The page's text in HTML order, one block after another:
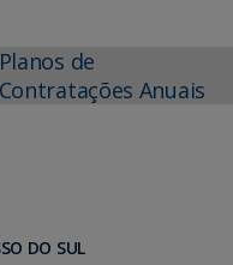
Planos de
Contratações Anuais
DO SUL